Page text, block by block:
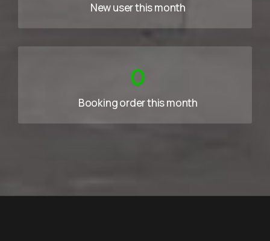
New user this month
0
Booking order this month